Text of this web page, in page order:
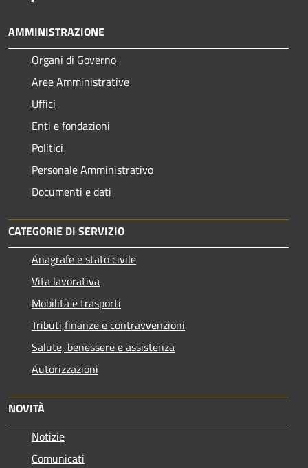
AMMINISTRAZIONE
Organi di Governo
Aree Amministrative
Uffici
Enti e fondazioni
Politici
Personale Amministrativo
Documenti e dati
CATEGORIE DI SERVIZIO
Anagrafe e stato civile
Vita lavorativa
Mobilità e trasporti
Tributi,finanze e contravvenzioni
Salute, benessere e assistenza
Autorizzazioni
NOVITÀ
Notizie
Comunicati